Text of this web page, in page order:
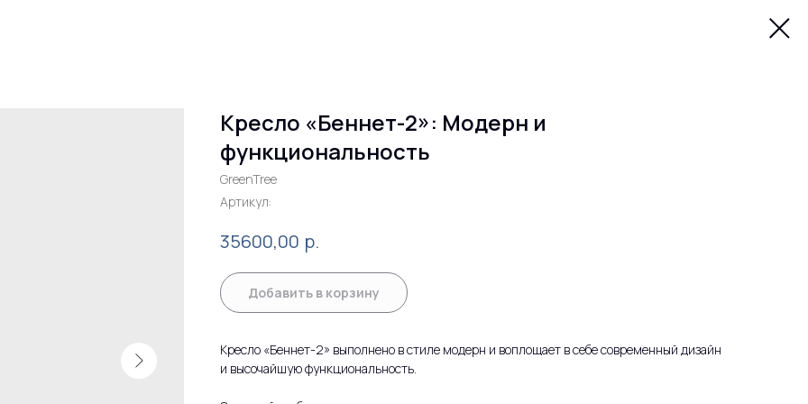
Кресло «Беннет-2»: Модерн и
функциональность
GreenTree
Артикул:
35600,00 р.
Добавить в корзину
Кресло «Беннет-2» выполнено в стиле модерн и воплощает в себе современный дизайн
и высочайшую функциональность.